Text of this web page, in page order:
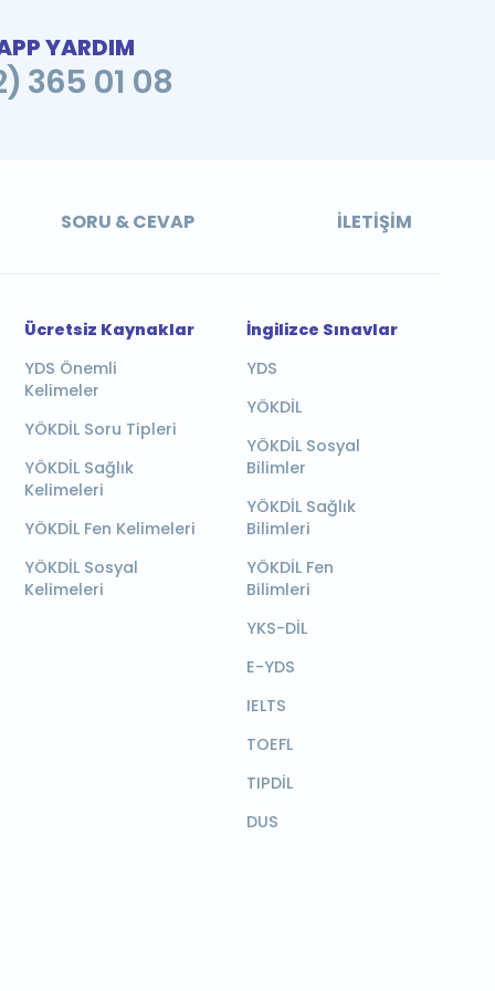
YARDIM
365 01 08
SORU & CEVAP İLETIŞIM
Ücretsiz Kaynaklar
YDS Önemli
Kelimeler
YÖKDİL Soru Tipleri
YÖKDİL Sağlık
Kelimeleri
YÖKDİL Fen Kelimeleri
YÖKDİL Sosyal
Kelimeleri
İngilizce Sınavlar
YDS
YÖKDİL
YÖKDİL Sosyal
Bilimler
YÖKDİL Sağlık
Bilimleri
YÖKDİL Fen
Bilimleri
YKS-DİL
E-YDS
IELTS
TOEFL
TIPDİL
DUS